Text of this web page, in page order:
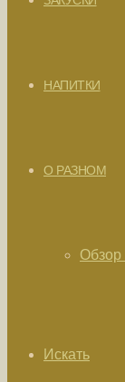
НАПИТКИ
О РАЗНОМ
Обзор
Искать